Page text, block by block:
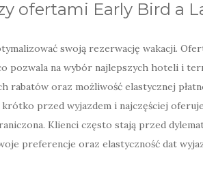
ofertami Early Bird a
swoją rezerwację wakacji.
pozwala na wybór najlepszych hoteli i
rabatów oraz możliwość elastycznej
przed wyjazdem i najczęściej
Klienci często stają przed
preferencje oraz elastyczność dat